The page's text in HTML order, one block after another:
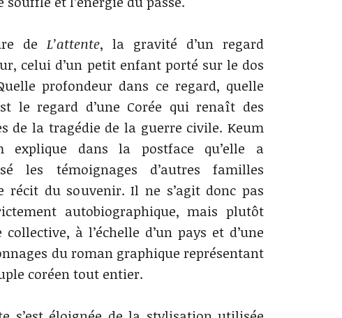
de L’attente, la gravité d’un regard
celui d’un petit enfant porté sur le dos
profondeur dans ce regard, quelle
le regard d’une Corée qui renaît des
de la tragédie de la guerre civile. Keum
explique dans la postface qu’elle a
les témoignages d’autres familles
récit du souvenir. Il ne s’agit donc pas
autobiographique, mais plutôt
collective, à l’échelle d’un pays et d’une
du roman graphique représentant
coréen tout entier.